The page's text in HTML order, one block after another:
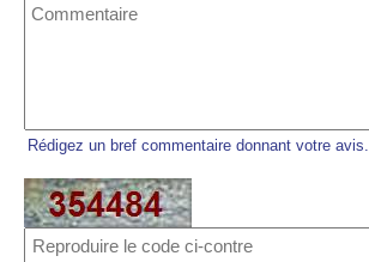
Rédigez un bref commentaire donnant votre avis.